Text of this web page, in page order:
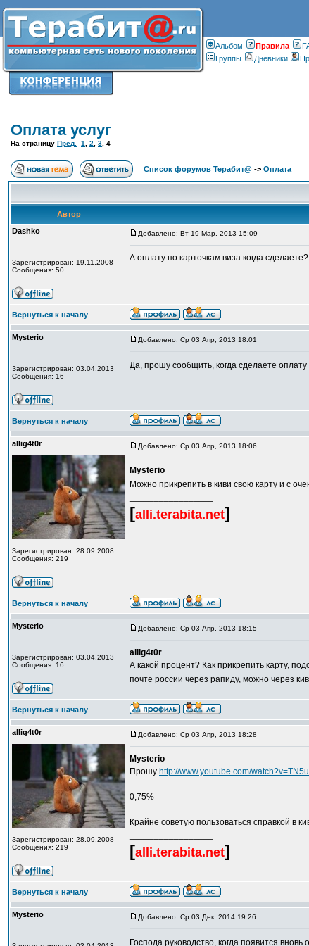
Альбом
Правилa
Группы
Дневники
Оплата услуг
На страницу Пред. 1 2 3 4
Список форумов Терабит@ -> Оплата
Автор
Dashko
Зарегистрирован: 19.11.2008
Сообщения: 50
Добавлено: Вт 19 Мар, 2013 15:09
А оплату по карточкам виза когда
Вернуться к началу
Mysterio
Зарегистрирован: 03.04.2013
Сообщения: 16
Добавлено: Ср 03 Апр, 2013 18:01
Да, прошу сообщить, когда сделаете
Вернуться к началу
allig4t0r
Зарегистрирован: 28.09.2008
Сообщения: 219
Добавлено: Ср 03 Апр, 2013 18:06
Mysterio
Можно прикрепить в киви свою карту и с
[alli.terabita.net]
Вернуться к началу
Mysterio
Зарегистрирован: 03.04.2013
Сообщения: 16
Добавлено: Ср 03 Апр, 2013 18:15
allig4t0r
А какой процент? Как прикрепить карту,
почте россии через рапиду, можно через
Вернуться к началу
allig4t0r
Зарегистрирован: 28.09.2008
Сообщения: 219
Добавлено: Ср 03 Апр, 2013 18:28
Mysterio
Прошу http://www.youtube.com/
0,75%
Крайне советую пользоваться справкой в
[alli.terabita.net]
Вернуться к началу
Mysterio Добавлено: Ср 03 Дек, 2014 19:26
Господа руководство, когда появится